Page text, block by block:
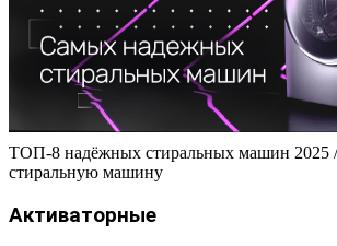
ТОП-8 надёжных стиральных машин 2025
стиральную машину
Активаторные